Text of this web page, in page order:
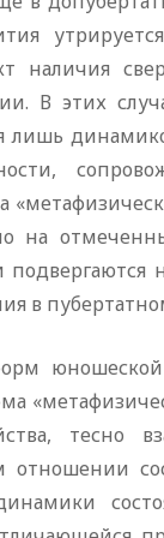
наличия
В этих
лишь
на
в
тесно